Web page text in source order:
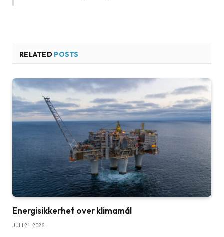
RELATED POSTS
Energisikkerhet over klimamål
JULI 21, 2026